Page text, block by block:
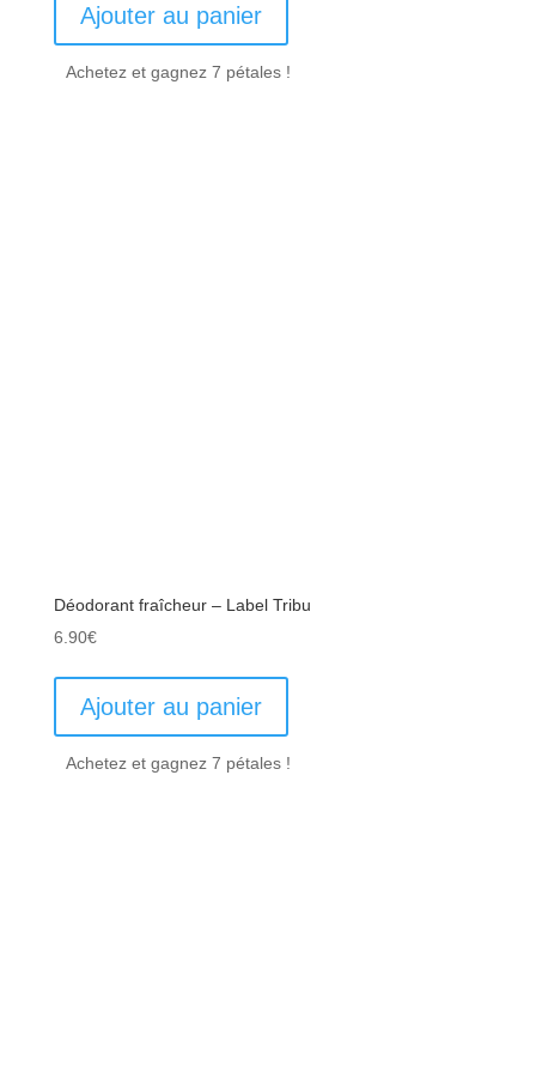
Ajouter au panier
Achetez et gagnez 7 pétales !
Déodorant fraîcheur – Label Tribu
6.90€
Ajouter au panier
Achetez et gagnez 7 pétales !